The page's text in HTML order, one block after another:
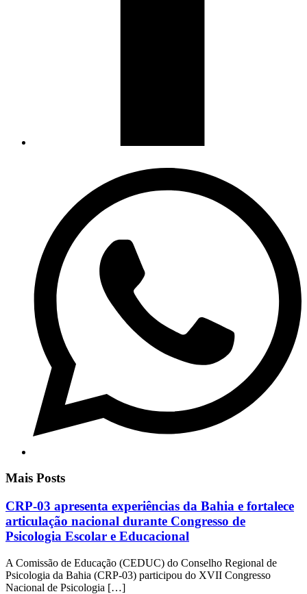
Mais Posts
CRP-03 apresenta experiências da Bahia e fortalece
articulação nacional durante Congresso de
Psicologia Escolar e Educacional
A Comissão de Educação (CEDUC) do Conselho Regional de
Psicologia da Bahia (CRP-03) participou do XVII Congresso
Nacional de Psicologia […]